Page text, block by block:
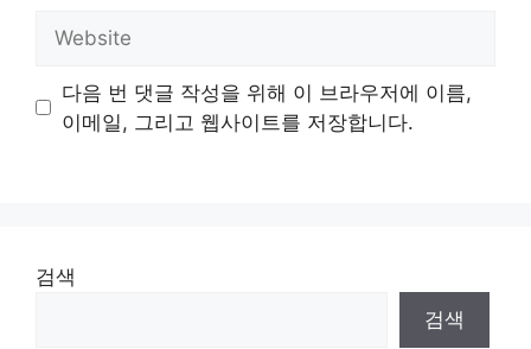
다음 번 댓글 작성을 위해 이 브라우저에 이름,
이메일, 그리고 웹사이트를 저장합니다.
검색
검색